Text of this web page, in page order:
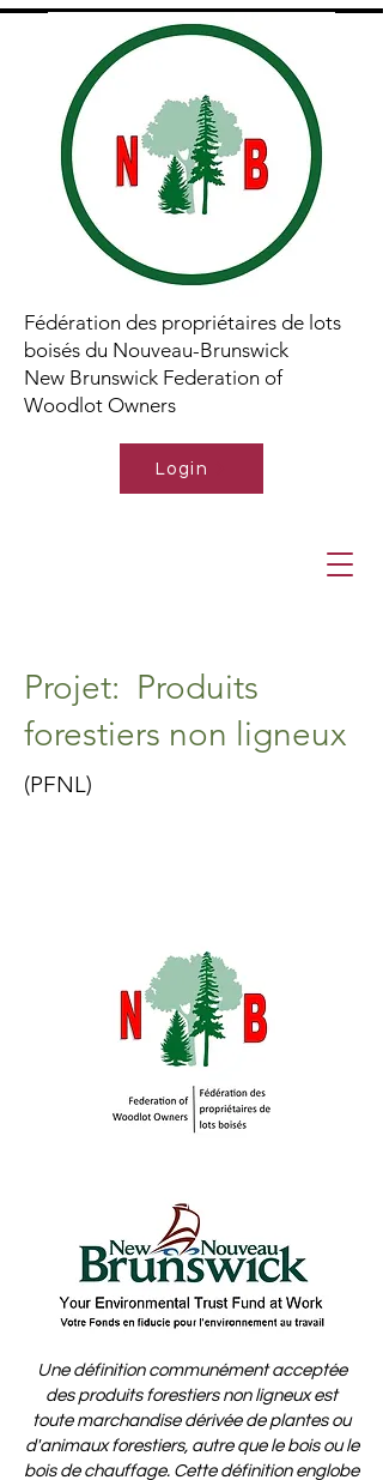
Fédération des propriétaires de lots
boisés du Nouveau-Brunswick
New Brunswick Federation of
Woodlot Owners
Login
Projet: Produits
forestiers non ligneux
(PFNL)
Une définition communément acceptée
des produits forestiers non ligneux est
toute marchandise dérivée de plantes ou
d'animaux forestiers, autre que le bois ou le
bois de chauffage. Cette définition englobe